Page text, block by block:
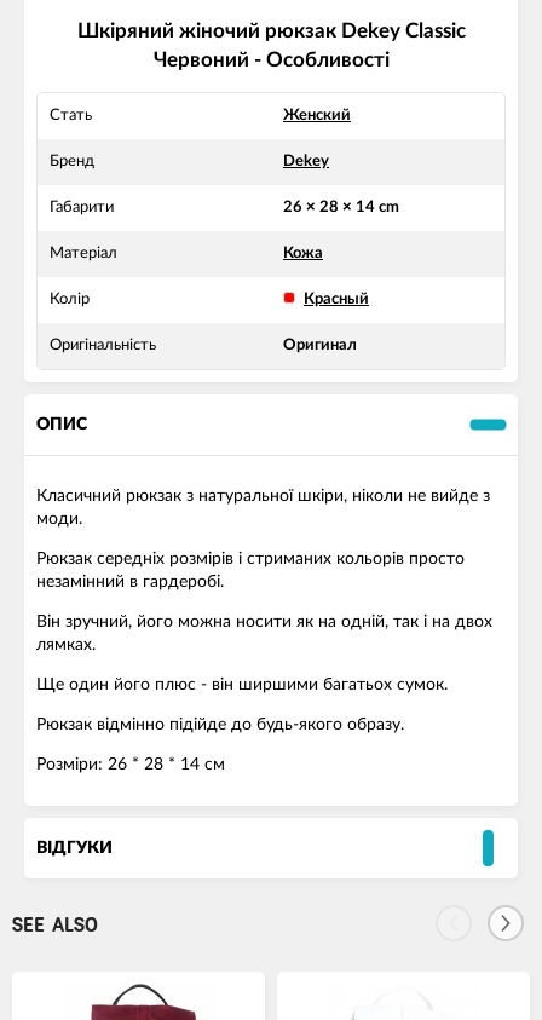
Шкіряний жіночий рюкзак Dekey Classic
Червоний - Особливості
Стать Женский
Бренд Dekey
Габарити 26 × 28 × 14 cm
Матеріал Кожа
Колір Красный
Оригінальність Оригинал
ОПИС
Класичний рюкзак з натуральної шкіри, ніколи не вийде з
моди.
Рюкзак середніх розмірів і стриманих кольорів просто
незамінний в гардеробі.
Він зручний, його можна носити як на одній, так і на двох
лямках.
Ще один його плюс - він ширшими багатьох сумок.
Рюкзак відмінно підійде до будь-якого образу.
Розміри: 26 * 28 * 14 см
ВІДГУКИ
SEE ALSO